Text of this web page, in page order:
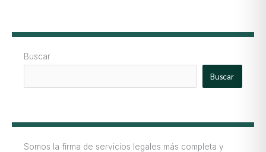
Buscar
Buscar
Somos la firma de servicios legales más completa y